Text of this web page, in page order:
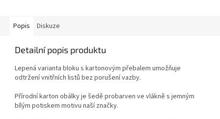
Popis Diskuze
Detailní popis produktu
Lepená varianta bloku s kartonovým přebalem umožňuje
odtržení vnitřních listů bez porušení vazby.
Přírodní karton obálky je šedě probarven ve vlákně s jemným
bílým potiskem motivu naší značky.